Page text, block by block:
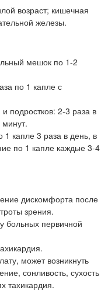
возраст; кишечная
железы.
мешок по 1-2
по 1 капле с
подростков: 2-3 раза в
1 капле 3 раза в день, в
по 1 капле каждые 3-4
дискомфорта после
зрения.
больных первичной
может возникнуть
сонливость, сухость
тахикардия.